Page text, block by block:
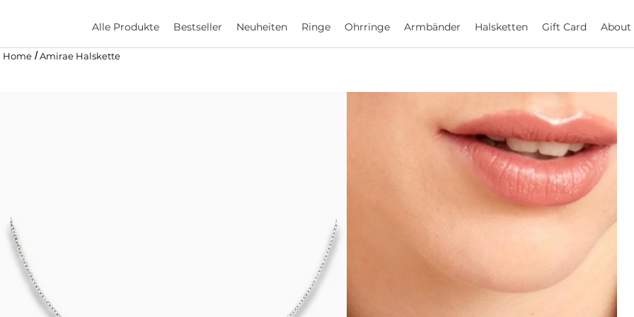
Alle Produkte Bestseller Neuheiten Ringe Ohrringe Armbänder Halsketten Gift Card About
Home / Amirae Halskette